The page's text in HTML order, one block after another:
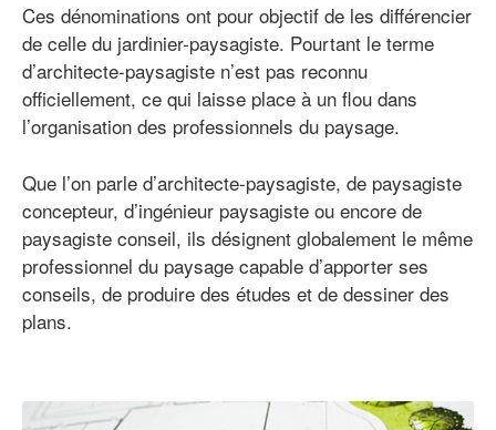
Ces dénominations ont pour objectif de les différencier
de celle du jardinier-paysagiste. Pourtant le terme
d’architecte-paysagiste n’est pas reconnu
officiellement, ce qui laisse place à un flou dans
l’organisation des professionnels du paysage.
Que l’on parle d’architecte-paysagiste, de paysagiste
concepteur, d’ingénieur paysagiste ou encore de
paysagiste conseil, ils désignent globalement le même
professionnel du paysage capable d’apporter ses
conseils, de produire des études et de dessiner des
plans.